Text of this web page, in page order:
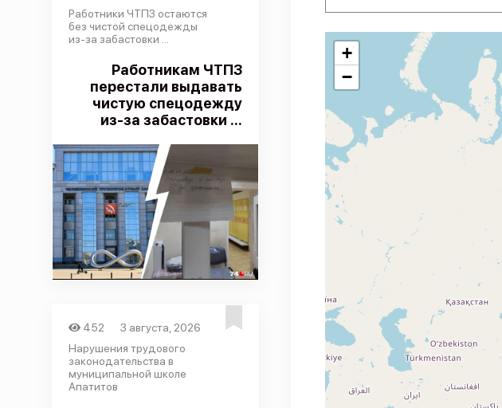
Работники ЧТПЗ остаются
без чистой спецодежды
из-за забастовки ...
Работникам ЧТПЗ
перестали выдавать
чистую спецодежду
из-за забастовки ...
452
3 августа, 2026
Нарушения трудового
законодательства в
муниципальной школе
Апатитов
+
−